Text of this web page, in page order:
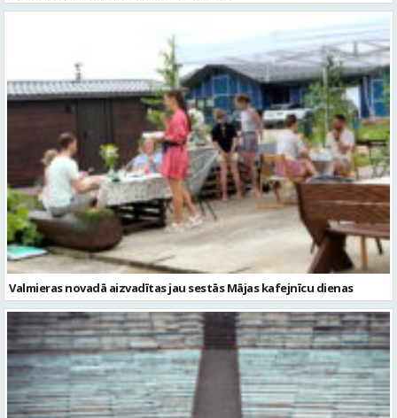
Valmieras novadā aizvadītas jau sestās Mājas kafejnīcu dienas